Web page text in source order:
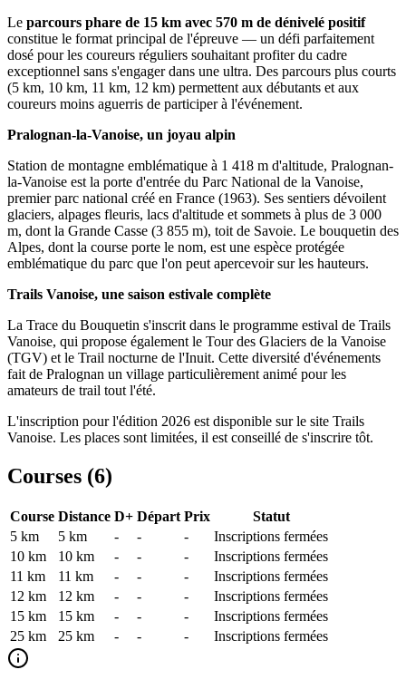
Le parcours phare de 15 km avec 570 m de dénivelé positif
constitue le format principal de l'épreuve — un défi parfaitement
dosé pour les coureurs réguliers souhaitant profiter du cadre
exceptionnel sans s'engager dans une ultra. Des parcours plus courts
(5 km, 10 km, 11 km, 12 km) permettent aux débutants et aux
coureurs moins aguerris de participer à l'événement.
Pralognan-la-Vanoise, un joyau alpin
Station de montagne emblématique à 1 418 m d'altitude, Pralognan-
la-Vanoise est la porte d'entrée du Parc National de la Vanoise,
premier parc national créé en France (1963). Ses sentiers dévoilent
glaciers, alpages fleuris, lacs d'altitude et sommets à plus de 3 000
m, dont la Grande Casse (3 855 m), toit de Savoie. Le bouquetin des
Alpes, dont la course porte le nom, est une espèce protégée
emblématique du parc que l'on peut apercevoir sur les hauteurs.
Trails Vanoise, une saison estivale complète
La Trace du Bouquetin s'inscrit dans le programme estival de Trails
Vanoise, qui propose également le Tour des Glaciers de la Vanoise
(TGV) et le Trail nocturne de l'Inuit. Cette diversité d'événements
fait de Pralognan un village particulièrement animé pour les
amateurs de trail tout l'été.
L'inscription pour l'édition 2026 est disponible sur le site Trails
Vanoise. Les places sont limitées, il est conseillé de s'inscrire tôt.
Courses (6)
Course Distance D+ Départ Prix
Statut
5 km
5 km - - -
Inscriptions fermées
10 km
10 km - - -
Inscriptions fermées
11 km
11 km - - -
Inscriptions fermées
12 km
12 km - - -
Inscriptions fermées
15 km
15 km - - -
Inscriptions fermées
25 km
25 km - - - Inscriptions fermées